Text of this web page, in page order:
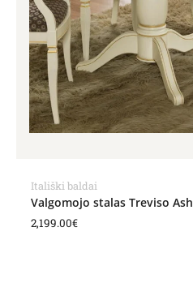
Itališki baldai
Valgomojo stalas Treviso Ash
2,199.00€